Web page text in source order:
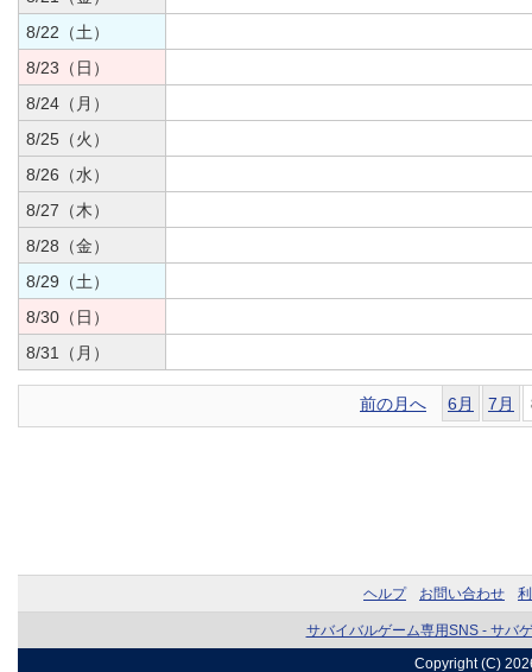
8/22（土）
8/23（日）
8/24（月）
8/25（火）
8/26（水）
8/27（木）
8/28（金）
8/29（土）
8/30（日）
8/31（月）
前の月へ 6月 7月
ヘルプ お問い合わせ
サバイバルゲーム専用SNS - サバ
Copyright (C)